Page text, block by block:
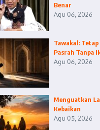
Benar
Agu 06, 2026
Tawakal:
Pasrah Tanpa
Agu 06, 2026
Menguatkan
Kebaikan
Agu 05, 2026